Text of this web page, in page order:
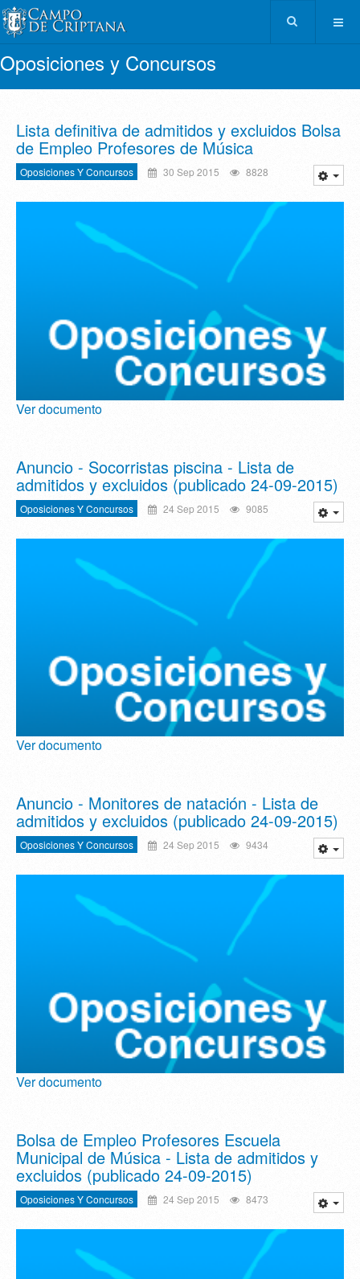
Oposiciones y Concursos
Lista definitiva de admitidos y excluidos Bolsa
de Empleo Profesores de Música
Oposiciones Y Concursos 30 Sep 2015 8828
Ver documento
Anuncio - Socorristas piscina - Lista de
admitidos y excluidos (publicado 24-09-2015)
Oposiciones Y Concursos 24 Sep 2015 9085
Ver documento
Anuncio - Monitores de natación - Lista de
admitidos y excluidos (publicado 24-09-2015)
Oposiciones Y Concursos 24 Sep 2015 9434
Ver documento
Bolsa de Empleo Profesores Escuela
Municipal de Música - Lista de admitidos y
excluidos (publicado 24-09-2015)
Oposiciones Y Concursos 24 Sep 2015 8473